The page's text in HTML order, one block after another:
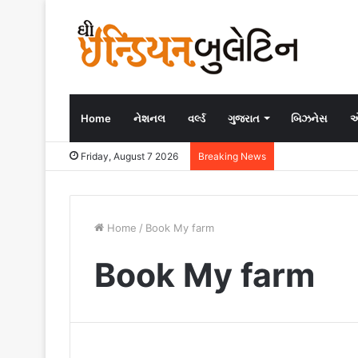
Home નેશનલ વર્લ્ડ ગુજરાત બિઝનેસ
Friday, August 7 2026 Breaking News
Home / Book My farm
Book My farm